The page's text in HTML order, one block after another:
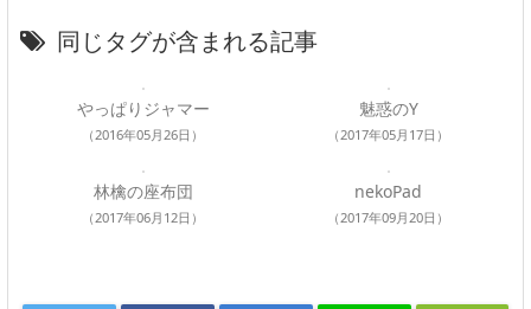
同じタグが含まれる記事
やっぱりジャマー
（2016年05月26日）
魅惑のY
（2017年05月17日）
林檎の座布団
（2017年06月12日）
nekoPad
（2017年09月20日）